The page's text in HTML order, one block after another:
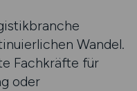
Wandel.
Fachkräfte für
oder